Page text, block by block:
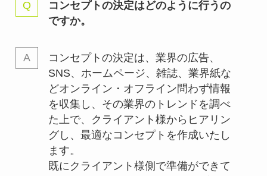
コンセプトの決定はどのように行うの
ですか。
コンセプトの決定は、業界の広告、
SNS、ホームページ、雑誌、業界紙な
どオンライン・オフライン問わず情報
を収集し、その業界のトレンドを調べ
た上で、クライアント様からヒアリン
グし、最適なコンセプトを作成いたし
ます。
既にクライアント様側で準備ができて